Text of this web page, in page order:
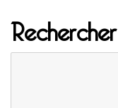
Rechercher